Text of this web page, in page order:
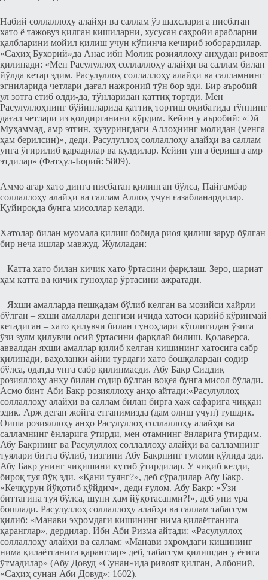
Набий соллаллоҳу алайҳи ва саллам ўз шахсларига нисбатан
хато ё тажовуз қилган кишиларни, хусусан саҳройи арабларни
қалбларини мойил қилиш учун кўпинча кечириб юборардилар.
«Саҳиҳ Бухорий»да Анас ибн Молик розияллоҳу анҳудан ривоят
қилинади: «Мен Расулуллоҳ соллаллоҳу алайҳи ва саллам билан
йўлда кетар эдим. Расулуллоҳ соллаллоҳу алайҳи ва салламнинг
эгниларида четлари дағал нажроний тўн бор эди. Бир аъробий
ул зотга етиб олди-да, тўнларидан қаттиқ тортди. Мен
Расулуллоҳнинг бўйинларида қаттиқ тортиш оқибатида тўннинг
дағал четлари из қолдирганини кўрдим. Кейин у аъробий: «Эй
Муҳаммад, амр этгин, ҳузурингдаги Аллоҳнинг молидан (менга
ҳам берилсин)», деди. Расулуллоҳ соллаллоҳу алайҳи ва саллам
унга ўгирилиб қарадилар ва кулдилар. Кейин унга беришга амр
этдилар» (Фатҳул-Борий: 5809).
Аммо агар хато динга нисбатан қилинган бўлса, Пайғамбар
соллаллоҳу алайҳи ва саллам Аллоҳ учун ғазабланардилар.
Қуйироқда бунга мисоллар келади.
Хатолар билан муомала қилиш бобида риоя қилиш зарур бўлган
бир неча ишлар мавжуд. Жумладан:
– Катта хато билан кичик хато ўртасини фарқлаш. Зеро, шариат
ҳам катта ва кичик гуноҳлар ўртасини ажратади.
– Яхши амалларда пешқадам бўлиб келган ва мозийси хайрли
бўлган – яхши амаллари денгизи ичида хатоси қарийб кўринмай
кетадиган – хато қилувчи билан гуноҳлари кўплигидан ўзига
ўзи зулм қилувчи осий ўртасини фарқлай билиш. Қолаверса,
аввалдан яхши амаллар қилиб келган кишининг хатосига сабр
қилинади, ваҳоланки айни турдаги хато бошқалардан содир
бўлса, одатда унга сабр қилинмасди. Абу Бакр Сиддиқ
розияллоҳу анҳу билан содир бўлган воқеа бунга мисол бўлади.
Асмо бинт Аби Бакр розияллоҳу анҳо айтади:«Расулуллоҳ
соллаллоҳу алайҳи ва саллам билан бирга ҳаж сафарига чиққан
эдик. Арж деган жойга етганимизда (дам олиш учун) тушдик.
Оиша розияллоҳу анҳо Расулуллоҳ соллаллоҳу алайҳи ва
салламнинг ёнларига ўтирди, мен отамнинг ёнларига ўтирдим.
Абу Бакрнинг ва Расулуллоҳ соллаллоҳу алайҳи ва салламнинг
туялари битта бўлиб, тизгини Абу Бакрнинг ғуломи қўлида эди.
Абу Бакр унинг чиқишини кутиб ўтирдилар. У чиқиб келди,
бироқ туя йўқ эди. «Қани туянг?», деб сўрадилар Абу Бакр.
«Кечқурун йўқотиб қўйдим», деди ғулом. Абу Бакр: «Ўзи
биттагина туя бўлса, шуни ҳам йўқотасанми?!», деб уни ура
бошлади. Расулуллоҳ соллаллоҳу алайҳи ва саллам табассум
қилиб: «Манави эҳромдаги кишининг нима қилаётганига
қаранглар», дердилар. Ибн Аби Ризма айтади: «Расулуллоҳ
соллаллоҳу алайҳи ва саллам: «Манави эҳромдаги кишининг
нима қилаётганига қаранглар» деб, табассум қилишдан у ёғига
ўтмадилар» (Абу Довуд «Сунан»ида ривоят қилган, Албоний,
«Саҳиҳ сунан Аби Довуд»: 1602).